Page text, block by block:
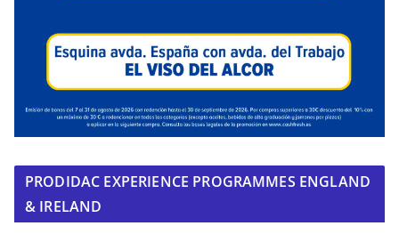
PRODIDAC EXPERIENCE PROGRAMMES ENGLAND
& IRELAND